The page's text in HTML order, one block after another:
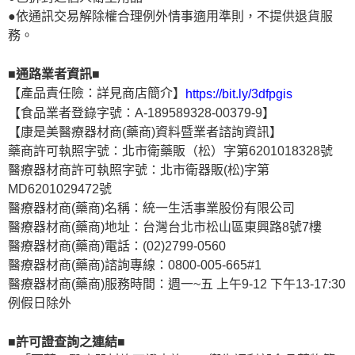
●依通訊交易解除權合理例外情事適用準則，不提供退貨服
務。
■通路業者資訊■
【產品責任險：詳見商店簡介】
https://bit.ly/3dfpgis
【食品業者登錄字號：A-189589328-00379-9】
【康是美醫療器材商(藥商)資料暨業者諮詢資訊】
藥商許可執照字號：北市衛藥販（松）字第6201018328號
醫療器材商許可執照字號：北市衛器販(松)字第
MD6201029472號
醫療器材商(藥商)名稱：統一生活事業股份有限公司
醫療器材商(藥商)地址：台灣台北市松山區東興路8號7樓
醫療器材商(藥商)電話：(02)2799-0560
醫療器材商(藥商)諮詢專線：0800-005-665#1
醫療器材商(藥商)服務時間：週一~五 上午9-12 下午13-17:30
例假日除外
■許可證查詢之連結■